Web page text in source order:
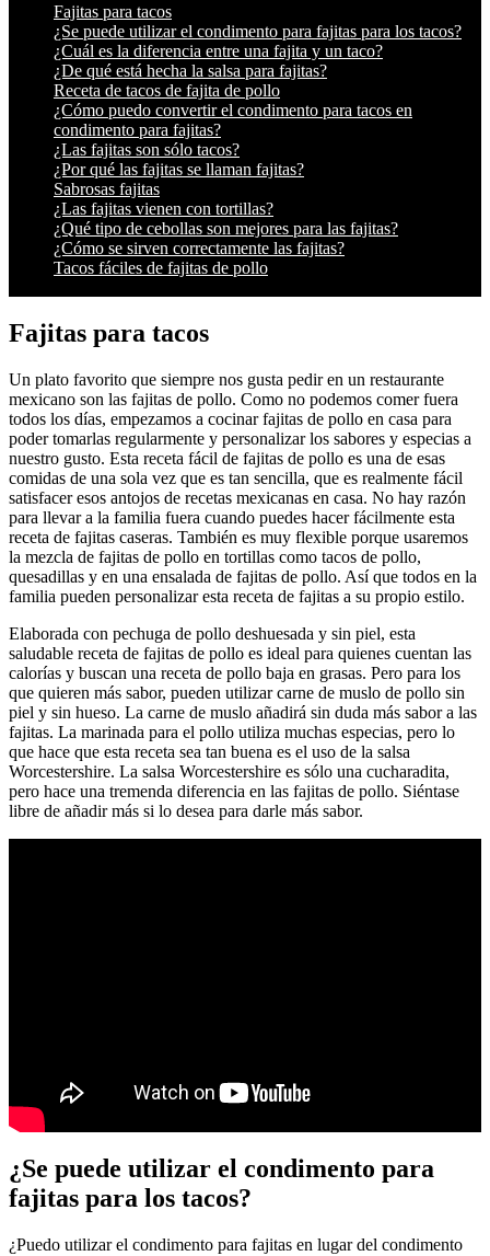
Fajitas para tacos
¿Se puede utilizar el condimento para fajitas para los tacos?
¿Cuál es la diferencia entre una fajita y un taco?
¿De qué está hecha la salsa para fajitas?
Receta de tacos de fajita de pollo
¿Cómo puedo convertir el condimento para tacos en
condimento para fajitas?
¿Las fajitas son sólo tacos?
¿Por qué las fajitas se llaman fajitas?
Sabrosas fajitas
¿Las fajitas vienen con tortillas?
¿Qué tipo de cebollas son mejores para las fajitas?
¿Cómo se sirven correctamente las fajitas?
Tacos fáciles de fajitas de pollo
Fajitas para tacos
Un plato favorito que siempre nos gusta pedir en un restaurante
mexicano son las fajitas de pollo. Como no podemos comer fuera
todos los días, empezamos a cocinar fajitas de pollo en casa para
poder tomarlas regularmente y personalizar los sabores y especias a
nuestro gusto. Esta receta fácil de fajitas de pollo es una de esas
comidas de una sola vez que es tan sencilla, que es realmente fácil
satisfacer esos antojos de recetas mexicanas en casa. No hay razón
para llevar a la familia fuera cuando puedes hacer fácilmente esta
receta de fajitas caseras. También es muy flexible porque usaremos
la mezcla de fajitas de pollo en tortillas como tacos de pollo,
quesadillas y en una ensalada de fajitas de pollo. Así que todos en la
familia pueden personalizar esta receta de fajitas a su propio estilo.
Elaborada con pechuga de pollo deshuesada y sin piel, esta
saludable receta de fajitas de pollo es ideal para quienes cuentan las
calorías y buscan una receta de pollo baja en grasas. Pero para los
que quieren más sabor, pueden utilizar carne de muslo de pollo sin
piel y sin hueso. La carne de muslo añadirá sin duda más sabor a las
fajitas. La marinada para el pollo utiliza muchas especias, pero lo
que hace que esta receta sea tan buena es el uso de la salsa
Worcestershire. La salsa Worcestershire es sólo una cucharadita,
pero hace una tremenda diferencia en las fajitas de pollo. Siéntase
libre de añadir más si lo desea para darle más sabor.
¿Se puede utilizar el condimento para
fajitas para los tacos?
¿Puedo utilizar el condimento para fajitas en lugar del condimento